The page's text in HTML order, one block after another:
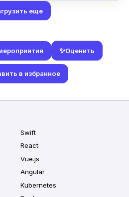
еще
✨Оценить
в избранное
Swift
React
Vue.js
Angular
Kubernetes